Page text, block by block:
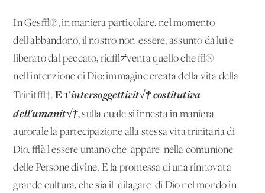
In Ges√π, in maniera particolare. nel momento
dell'abbandono, il nostro non-essere, assunto da lui e
liberato dal peccato, rid√≠venta quello che √®
nell'intenzione di Dio: immagine creata della vita della
Trinit√†.E 1'intersoggettivit√† costitutiva
dell'umanit√†, sulla quale si innesta in maniera
aurorale la partecipazione alla stessa vita trinitaria di
Dio. √à l'essere umano che 'appare' nella comunione
delle Persone divine. E la promessa di una rinnovata
grande cultura, che sia il 'dilagare' di Dio nel mondo in